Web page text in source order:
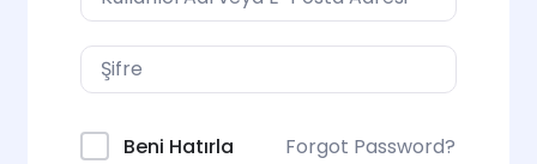
Beni Hatırla Forgot Password?